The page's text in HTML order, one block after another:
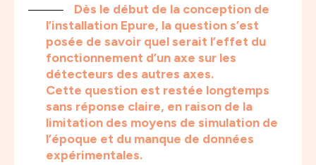
Dès le début de la conception de
l’installation Epure, la question s’est
posée de savoir quel serait l’effet du
fonctionnement d’un axe sur les
détecteurs des autres axes.
Cette question est restée longtemps
sans réponse claire, en raison de la
limitation des moyens de simulation de
l’époque et du manque de données
expérimentales.